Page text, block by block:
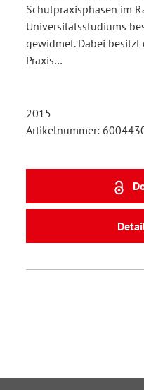
Schulpraxisphasen im
Universitätsstudiums
gewidmet. Dabei
Praxis…
2015
Artikelnummer: